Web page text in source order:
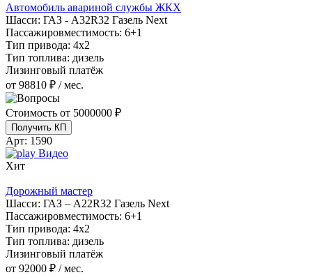
Автомобиль авариной службы ЖКХ
Шасси: ГАЗ - А32R32 Газель Next
Пассажировместимость: 6+1
Тип привода: 4х2
Тип топлива: дизель
Лизинговый платёж
от 98810 ₽ / мес.
Стоимость от 5000000 ₽
Получить КП
Арт: 1590
Видео
Хит
Дорожный мастер
Шасси: ГАЗ – A22R32 Газель Next
Пассажировместимость: 6+1
Тип привода: 4х2
Тип топлива: дизель
Лизинговый платёж
от 92000 ₽ / мес.